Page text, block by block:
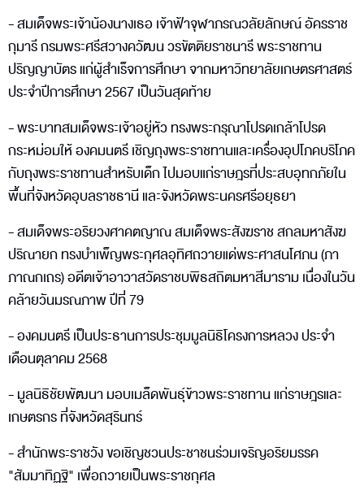
- สมเด็จพระเจ้าน้องนางเธอ เจ้าฟ้าจุฬาภรณวลัยลักษณ์ อัครราช
กุมารี กรมพระศรีสวางควัฒน วรขัตติยราชนารี พระราชทาน
ปริญญาบัตร แก่ผู้สำเร็จการศึกษา จากมหาวิทยาลัยเกษตรศาสตร์
ประจำปีการศึกษา 2567 เป็นวันสุดท้าย
- พระบาทสมเด็จพระเจ้าอยู่หัว ทรงพระกรุณาโปรดเกล้าโปรด
กระหม่อมให้ องคมนตรี เชิญถุงพระราชทานและเครื่องอุปโภคบริโภค
กับถุงพระราชทานสำหรับเด็ก ไปมอบแก่ราษฎรที่ประสบอุทกภัยใน
พื้นที่จังหวัดอุบลราชธานี และจังหวัดพระนครศรีอยุธยา
- สมเด็จพระอริยวงศาคตญาณ สมเด็จพระสังฆราช สกลมหาสังฆ
ปริณายก ทรงบำเพ็ญพระกุศลอุทิศถวายแด่พระศาสนโศภน (ภา
ภาณกเถร) อดีตเจ้าอาวาสวัดราชบพิธสถิตมหาสีมาราม เนื่องในวัน
คล้ายวันมรณภาพ ปีที่ 79
- องคมนตรี เป็นประธานการประชุมมูลนิธิโครงการหลวง ประจำ
เดือนตุลาคม 2568
- มูลนิธิชัยพัฒนา มอบเมล็ดพันธุ์ข้าวพระราชทาน แก่ราษฎรและ
เกษตรกร ที่จังหวัดสุรินทร์
- สำนักพระราชวัง ขอเชิญชวนประชาชนร่วมเจริญอริยมรรค
"สัมมาทิฏฐิ" เพื่อถวายเป็นพระราชกุศล